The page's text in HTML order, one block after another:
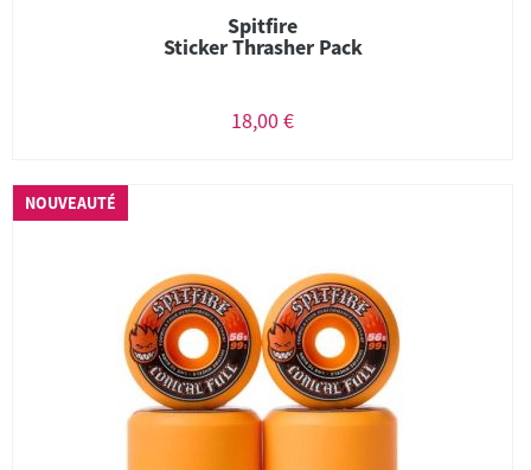
Spitfire
Sticker Thrasher Pack
18,00 €
NOUVEAUTÉ